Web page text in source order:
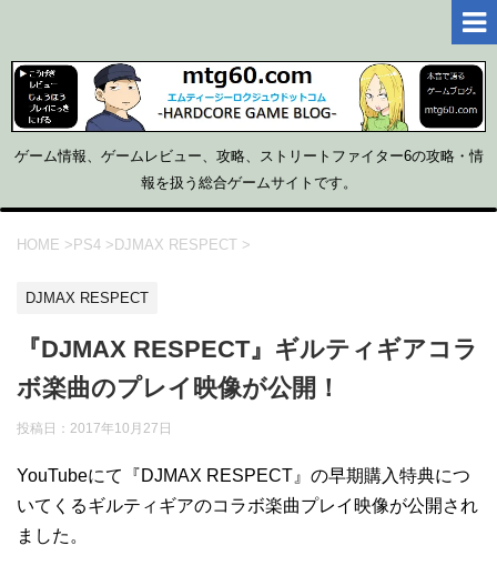
ゲーム情報、ゲームレビュー、攻略、ストリートファイター6の攻略・情
報を扱う総合ゲームサイトです。
HOME >PS4 >DJMAX RESPECT >
DJMAX RESPECT
『DJMAX RESPECT』ギルティギアコラ
ボ楽曲のプレイ映像が公開！
投稿日： 2017年10月27日
YouTubeにて『DJMAX RESPECT』の早期購入特典につ
いてくるギルティギアのコラボ楽曲プレイ映像が公開され
ました。